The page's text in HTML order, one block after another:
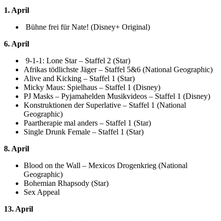
1. April
Bühne frei für Nate! (Disney+ Original)
6. April
9-1-1: Lone Star – Staffel 2 (Star)
Afrikas tödlichste Jäger – Staffel 5&6 (National Geographic)
Alive and Kicking – Staffel 1 (Star)
Micky Maus: Spielhaus – Staffel 1 (Disney)
PJ Masks – Pyjamahelden Musikvideos – Staffel 1 (Disney)
Konstruktionen der Superlative – Staffel 1 (National
Geographic)
Paartherapie mal anders – Staffel 1 (Star)
Single Drunk Female – Staffel 1 (Star)
8. April
Blood on the Wall – Mexicos Drogenkrieg (National
Geographic)
Bohemian Rhapsody (Star)
Sex Appeal
13. April